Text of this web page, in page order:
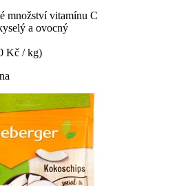
množství vitamínu C
a ovocný
Kč / kg)